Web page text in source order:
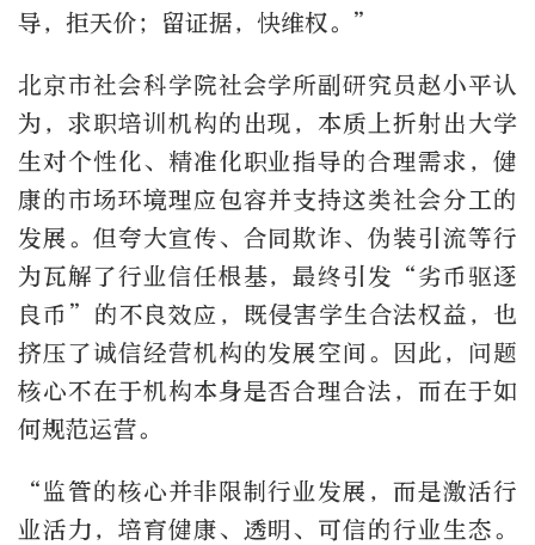
导，拒天价；留证据，快维权。”
北京市社会科学院社会学所副研究员赵小平认
为，求职培训机构的出现，本质上折射出大学
生对个性化、精准化职业指导的合理需求，健
康的市场环境理应包容并支持这类社会分工的
发展。但夸大宣传、合同欺诈、伪装引流等行
为瓦解了行业信任根基，最终引发“劣币驱逐
良币”的不良效应，既侵害学生合法权益，也
挤压了诚信经营机构的发展空间。因此，问题
核心不在于机构本身是否合理合法，而在于如
何规范运营。
“监管的核心并非限制行业发展，而是激活行
业活力，培育健康、透明、可信的行业生态。